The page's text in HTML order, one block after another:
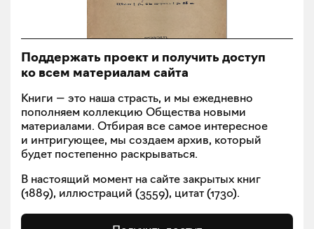
Поддержать проект и получить доступ
ко всем материалам сайта
Книги — это наша страсть, и мы ежедневно
пополняем коллекцию Общества новыми
материалами. Отбирая все самое интересное
и интригующее, мы создаем архив, который
будет постепенно раскрываться.
В настоящий момент на сайте закрытых книг
(1889), иллюстраций (3559), цитат (1730).